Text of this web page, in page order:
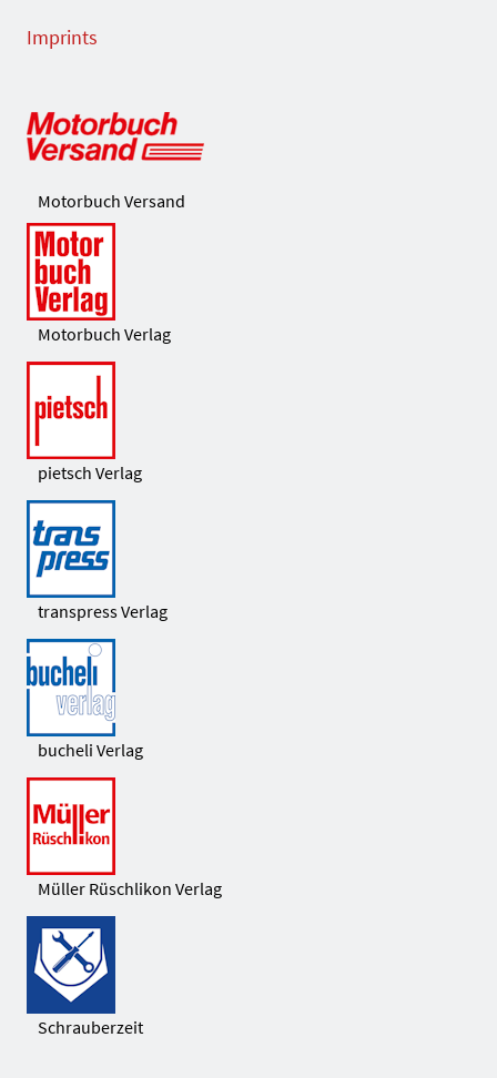
Imprints
Motorbuch Versand
Motorbuch Verlag
pietsch Verlag
transpress Verlag
bucheli Verlag
Müller Rüschlikon Verlag
Schrauberzeit